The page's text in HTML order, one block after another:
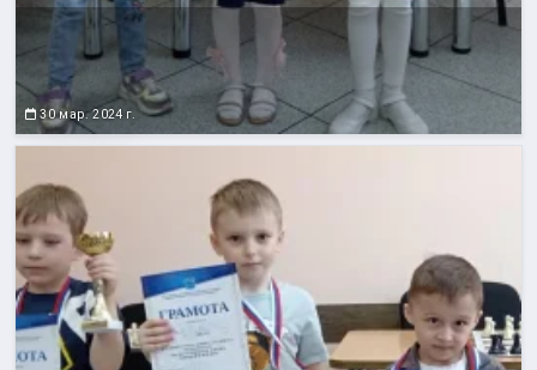
30 мар. 2024 г.